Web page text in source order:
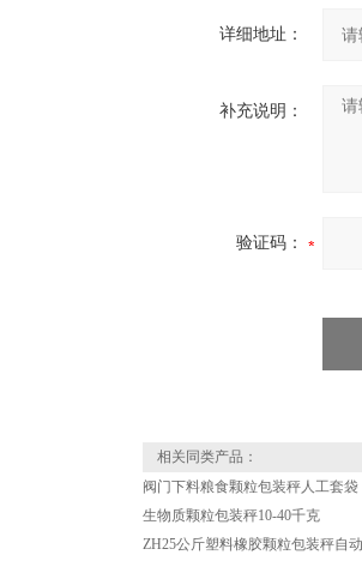
详细地址：
补充说明：
验证码：
相关同类产品：
阀门下料粮食颗粒包装秤人工套袋
生物质颗粒包装秤10-40千克
ZH25公斤塑料橡胶颗粒包装秤自